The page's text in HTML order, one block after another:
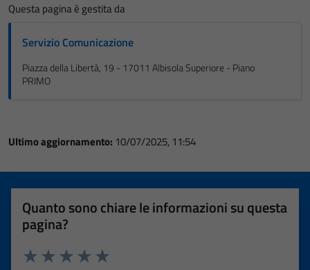
Questa pagina è gestita da
Servizio Comunicazione
Piazza della Libertà, 19 - 17011 Albisola Superiore - Piano
PRIMO
Ultimo aggiornamento: 10/07/2025, 11:54
Quanto sono chiare le informazioni su questa
pagina?